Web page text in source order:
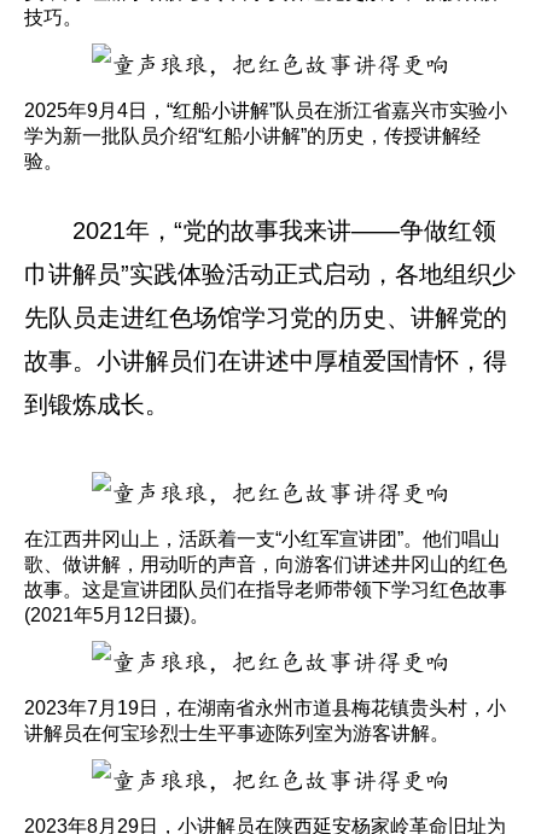
技巧。
2025年9月4日，“红船小讲解”队员在浙江省嘉兴市实验小
学为新一批队员介绍“红船小讲解”的历史，传授讲解经
验。
2021年，“党的故事我来讲——争做红领
巾讲解员”实践体验活动正式启动，各地组织少
先队员走进红色场馆学习党的历史、讲解党的
故事。小讲解员们在讲述中厚植爱国情怀，得
到锻炼成长。
在江西井冈山上，活跃着一支“小红军宣讲团”。他们唱山
歌、做讲解，用动听的声音，向游客们讲述井冈山的红色
故事。这是宣讲团队员们在指导老师带领下学习红色故事
(2021年5月12日摄)。
2023年7月19日，在湖南省永州市道县梅花镇贵头村，小
讲解员在何宝珍烈士生平事迹陈列室为游客讲解。
2023年8月29日，小讲解员在陕西延安杨家岭革命旧址为